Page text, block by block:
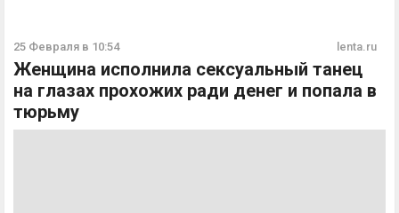
25 Февраля в 10:54 lenta.ru
Женщина исполнила сексуальный танец
на глазах прохожих ради денег и попала в
тюрьму